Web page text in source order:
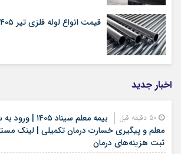
قیمت انواع لوله فلزی تیر ۱۴۰۵
اخبار جدید
بیمه معلم سیناد
معلم و پیگیری خسارت درمان تکمیلی | لینک
ثبت هزینه‌های درمان